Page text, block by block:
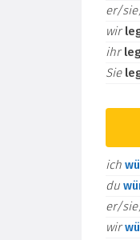
er/
wir
ihr
Sie
ich
du
er/
wir